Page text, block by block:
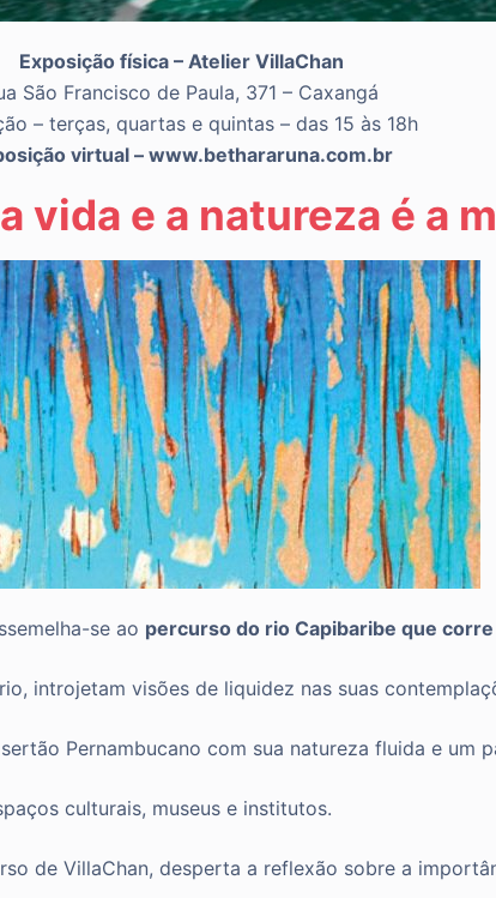
Exposição física – Atelier VillaChan
São Francisco de Paula, 371 – Caxangá
– terças, quartas e quintas – das 15 às 18h
virtual – www.bethararuna.com.br
vida e a natureza é a
se ao percurso do rio Capibaribe que
introjetam visões de liquidez nas suas
Pernambucano com sua natureza fluida e um
culturais, museus e institutos.
de VillaChan, desperta a reflexão sobre a